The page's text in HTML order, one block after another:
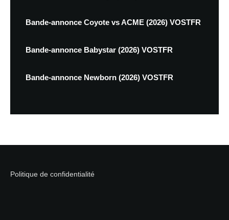
Bande-annonce Coyote vs ACME (2026) VOSTFR
Bande-annonce Babystar (2026) VOSTFR
Bande-annonce Newborn (2026) VOSTFR
Politique de confidentialité